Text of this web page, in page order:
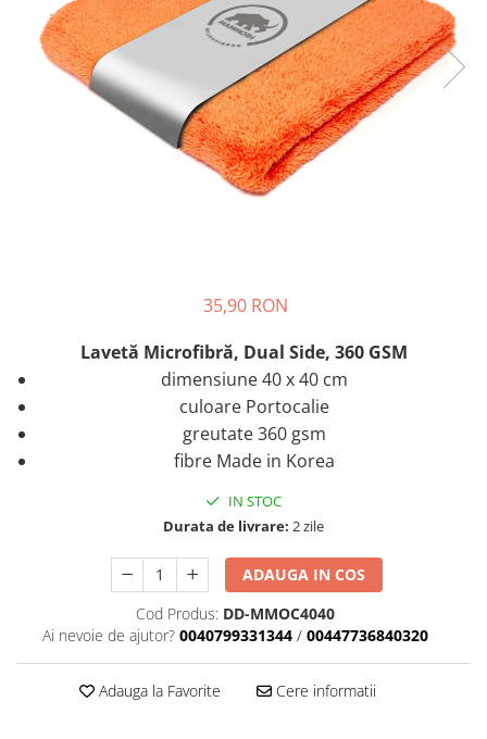
35,90 RON
Lavetă Microfibră, Dual Side, 360 GSM
dimensiune 40 x 40 cm
culoare Portocalie
greutate 360 gsm
fibre Made in Korea
IN STOC
Durata de livrare: 2 zile
ADAUGA IN COS
Cod Produs: DD-MMOC4040
Ai nevoie de ajutor? 0040799331344 / 00447736840320
Adauga la Favorite Cere informatii